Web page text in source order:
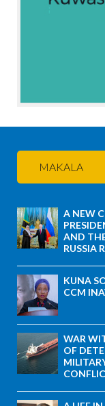
MAKALA
A NEW
AND
RUSSIA
KUNA
CCM
WAR
OF